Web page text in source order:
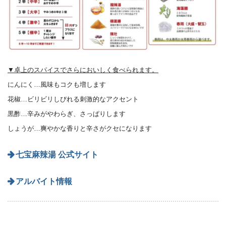
▼卓上のスパイスでさらにおいしく食べられます。
にんにく…風味もコクも増します
花椒…ビリビリしびれる刺激的なアクセント
黒酢…辛みがやわらぎ、さっぱりします
しょうが…爽やかな香りと辛さがクセになります
七宝麻辣湯 公式サイト
アルバイト情報